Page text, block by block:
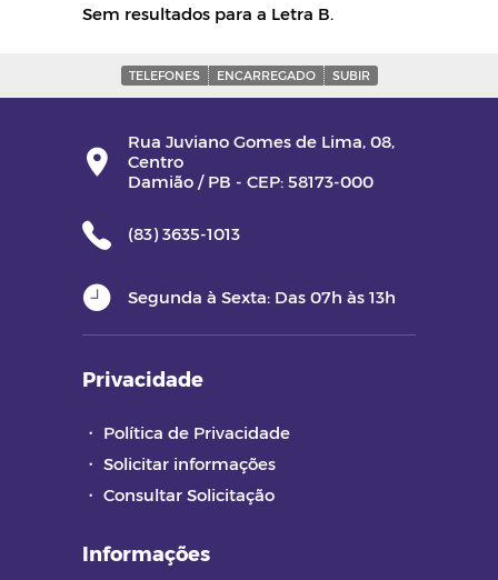
Sem resultados para a Letra B.
TELEFONES ENCARREGADO SUBIR
Rua Juviano Gomes de Lima, 08,
Centro
Damião / PB - CEP: 58173-000
(83) 3635-1013
Segunda à Sexta: Das 07h às 13h
Privacidade
・ Política de Privacidade
・ Solicitar informações
・ Consultar Solicitação
Informações